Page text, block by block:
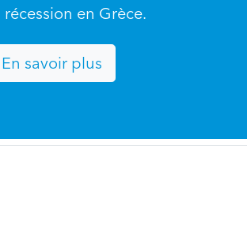
récession en Grèce.
En savoir plus